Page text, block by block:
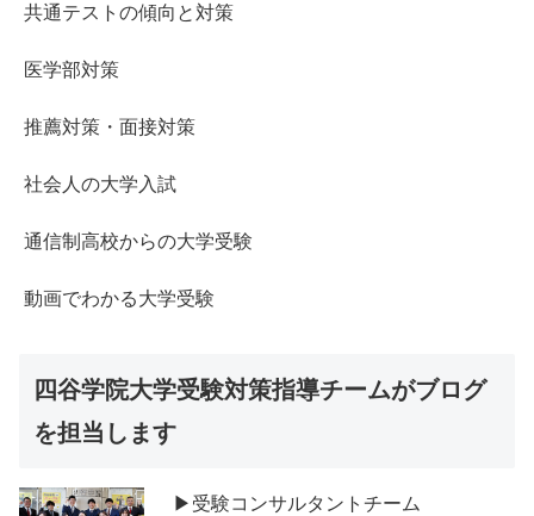
共通テストの傾向と対策
医学部対策
推薦対策・面接対策
社会人の大学入試
通信制高校からの大学受験
動画でわかる大学受験
四谷学院大学受験対策指導チームがブログ
を担当します
▶受験コンサルタントチーム